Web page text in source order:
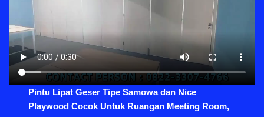
Pintu Lipat Geser Tipe Samowa dan Nice
Playwood Cocok Untuk Ruangan Meeting Room,